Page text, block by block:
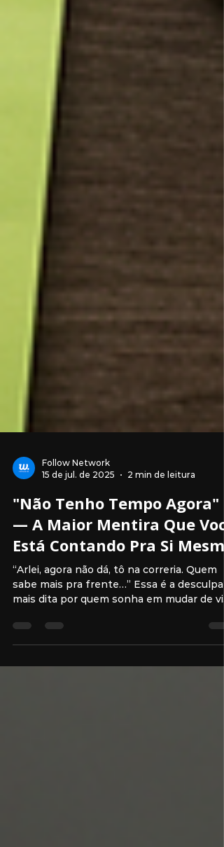
Follow Network
15 de jul. de 2025
2 min de leitura
— A Maior Mentira Que
Está Contando Pra Si Mesmo
“Arlei, agora não dá, tô na correria. Quem
— e também...